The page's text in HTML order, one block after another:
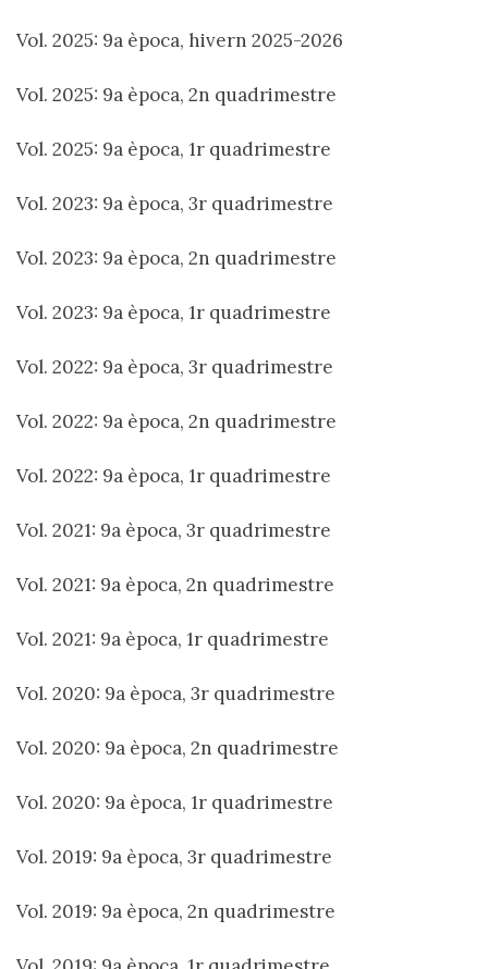
Vol. 2025: 9a època, hivern 2025-2026
Vol. 2025: 9a època, 2n quadrimestre
Vol. 2025: 9a època, 1r quadrimestre
Vol. 2023: 9a època, 3r quadrimestre
Vol. 2023: 9a època, 2n quadrimestre
Vol. 2023: 9a època, 1r quadrimestre
Vol. 2022: 9a època, 3r quadrimestre
Vol. 2022: 9a època, 2n quadrimestre
Vol. 2022: 9a època, 1r quadrimestre
Vol. 2021: 9a època, 3r quadrimestre
Vol. 2021: 9a època, 2n quadrimestre
Vol. 2021: 9a època, 1r quadrimestre
Vol. 2020: 9a època, 3r quadrimestre
Vol. 2020: 9a època, 2n quadrimestre
Vol. 2020: 9a època, 1r quadrimestre
Vol. 2019: 9a època, 3r quadrimestre
Vol. 2019: 9a època, 2n quadrimestre